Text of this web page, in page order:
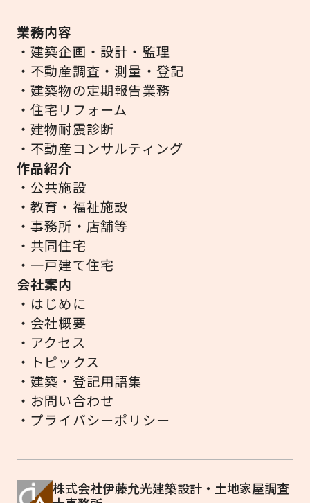
業務内容
・建築企画・設計・監理
・不動産調査・測量・登記
・建築物の定期報告業務
・住宅リフォーム
・建物耐震診断
・不動産コンサルティング
作品紹介
・公共施設
・教育・福祉施設
・事務所・店舗等
・共同住宅
・一戸建て住宅
会社案内
・はじめに
・会社概要
・アクセス
・トピックス
・建築・登記用語集
・お問い合わせ
・プライバシーポリシー
株式会社伊藤允光建築設計・土地家屋調査